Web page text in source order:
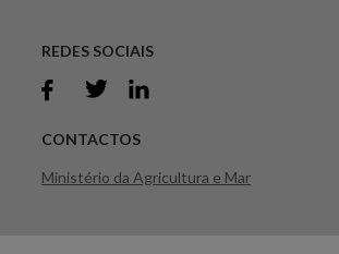
REDES SOCIAIS
CONTACTOS
Ministério da Agricultura e Mar